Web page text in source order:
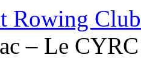
Rowing Club
– Le CYRC